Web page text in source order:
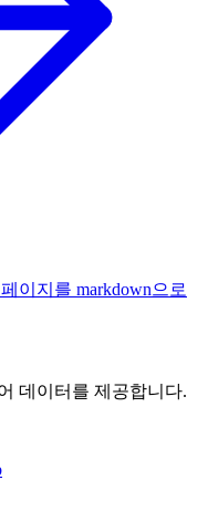
이지를 markdown으로
데이터를 제공합니다.